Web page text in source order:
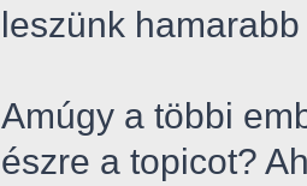
leszünk
Amúgy a többi
észre a topicot?